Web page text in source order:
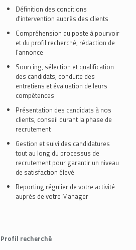
Définition des conditions
d’intervention auprès des clients
Compréhension du poste à pourvoir
et du profil recherché, rédaction de
l’annonce
Sourcing, sélection et qualification
des candidats, conduite des
entretiens et évaluation de leurs
compétences
Présentation des candidats à nos
clients, conseil durant la phase de
recrutement
Gestion et suivi des candidatures
tout au long du processus de
recrutement pour garantir un niveau
de satisfaction élevé
Reporting régulier de votre activité
auprès de votre Manager
Profil recherché